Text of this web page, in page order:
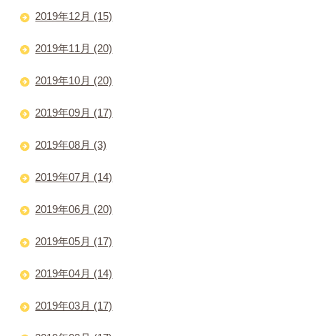
2019年12月 (15)
2019年11月 (20)
2019年10月 (20)
2019年09月 (17)
2019年08月 (3)
2019年07月 (14)
2019年06月 (20)
2019年05月 (17)
2019年04月 (14)
2019年03月 (17)